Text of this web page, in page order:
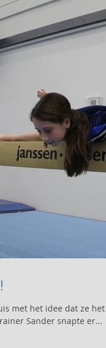
met het idee dat ze
Sander snapte er...